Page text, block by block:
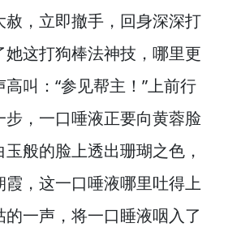
， 立即撤手， 回身深深打
这打狗棒法神技， 哪里更
高叫：“参见帮主！”上前行
， 一口唾液正要向黄蓉脸
般的脸上透出珊瑚之色，
， 这一口唾液哪里吐得上
的一声， 将一口睡液咽入了